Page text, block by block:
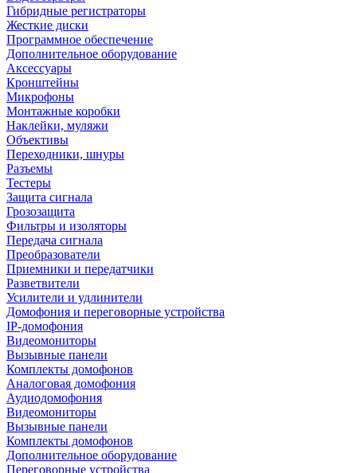
Гибридные регистраторы
Жесткие диски
Программное обеспечение
Дополнительное оборудование
Аксессуары
Кронштейны
Микрофоны
Монтажные коробки
Наклейки, муляжи
Объективы
Переходники, шнуры
Разъемы
Тестеры
Защита сигнала
Грозозащита
Фильтры и изоляторы
Передача сигнала
Преобразователи
Приемники и передатчики
Разветвители
Усилители и удлинители
Домофония и переговорные устройства
IP-домофония
Видеомониторы
Вызывные панели
Комплекты домофонов
Аналоговая домофония
Аудиодомофония
Видеомониторы
Вызывные панели
Комплекты домофонов
Дополнительное оборудование
Переговорные устройства